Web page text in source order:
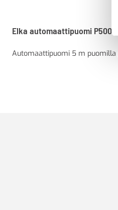
Elka automaattipuomi P5000
Automaattipuomi 5 m puomilla